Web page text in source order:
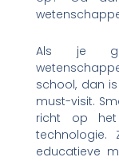
Als je
school, dan
must-visit.
richt op het
educatieve